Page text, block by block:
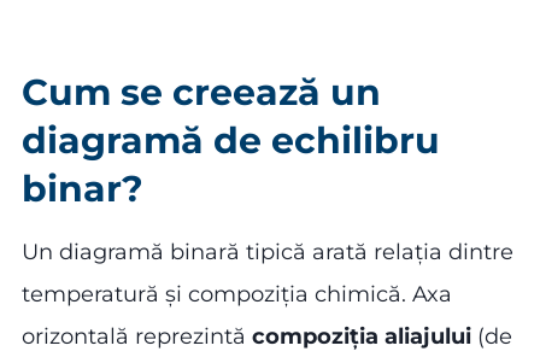
Cum se creează un
diagramă de echilibru
binar?
Un diagramă binară tipică arată relația dintre
temperatură și compoziția chimică. Axa
orizontală reprezintă compoziția aliajului (de